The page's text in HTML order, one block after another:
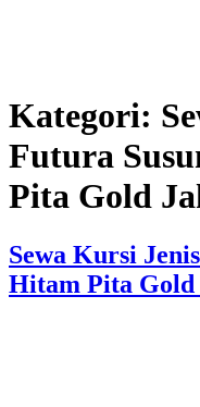
Kategori:
Futura
Pita Gold
Sewa Kursi
Hitam Pita